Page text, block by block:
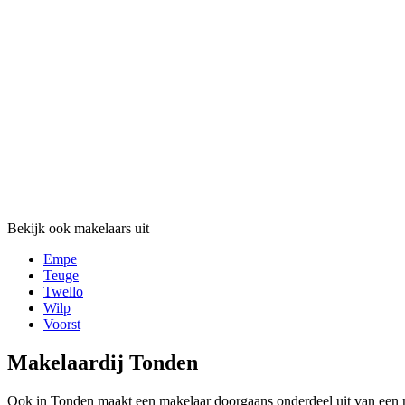
Bekijk ook makelaars uit
Empe
Teuge
Twello
Wilp
Voorst
Makelaardij Tonden
Ook in Tonden maakt een makelaar doorgaans onderdeel uit van